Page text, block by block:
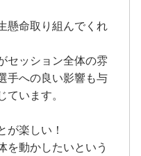
懸命取り組んでくれ
セッション全体の雰
手への良い影響も与
ています。
が楽しい！
を動かしたいという